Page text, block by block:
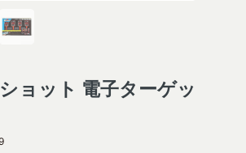
ョット 電子ターゲッ